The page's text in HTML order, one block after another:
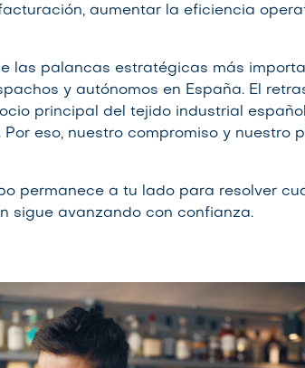
aumentar la eficiencia
las palancas estratégicas más
y autónomos en España. El
principal del tejido industrial
eso, nuestro compromiso y nuestro
permanece a tu lado para resolver
sigue avanzando con confianza.